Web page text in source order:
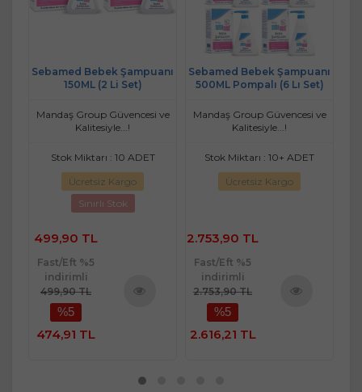
Sebamed Bebek Şampuanı
150ML (2 Li Set)
Mandaş Group Güvencesi ve
Kalitesiyle...!
Stok Miktarı : 10 ADET
Ücretsiz Kargo
Sınırlı Stok
499,90 TL
Fast/Eft %5
indirimli
499,90 TL
%5
474,91 TL
Sebamed Bebek Şampuanı
500ML Pompalı (6 Lı Set)
Mandaş Group Güvencesi ve
Kalitesiyle...!
Stok Miktarı : 10+ ADET
Ücretsiz Kargo
2.753,90 TL
Fast/Eft %5
indirimli
2.753,90 TL
%5
2.616,21 TL